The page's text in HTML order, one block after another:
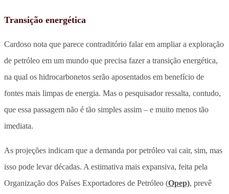
Transição energética
Cardoso nota que parece contraditório falar em ampliar a exploração
de petróleo em um mundo que precisa fazer a transição energética,
na qual os hidrocarbonetos serão aposentados em benefício de
fontes mais limpas de energia. Mas o pesquisador ressalta, contudo,
que essa passagem não é tão simples assim – e muito menos tão
imediata.
As projeções indicam que a demanda por petróleo vai cair, sim, mas
isso pode levar décadas. A estimativa mais expansiva, feita pela
Organização dos Países Exportadores de Petróleo (Opep), prevê